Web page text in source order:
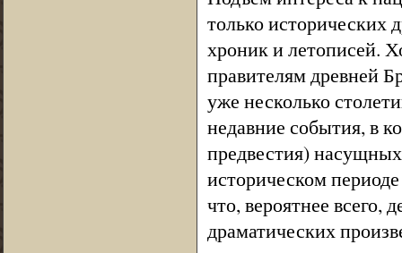
только исторических
хроник и летописей.
правителям древней
уже несколько
недавние события, в
предвестия)
историческом
что, вероятнее
драматических